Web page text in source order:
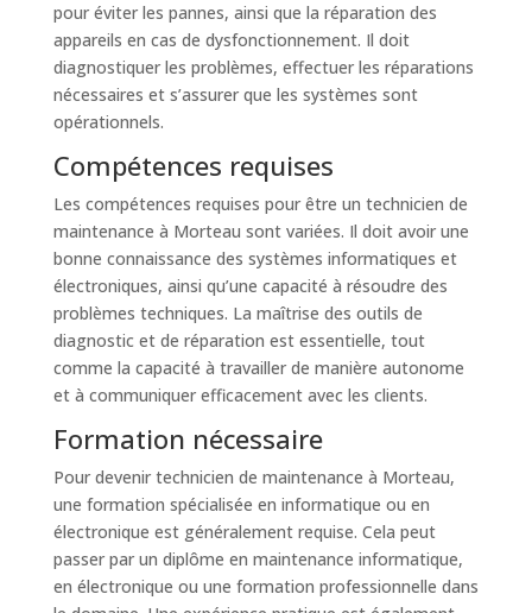
pour éviter les pannes, ainsi que la réparation des
appareils en cas de dysfonctionnement. Il doit
diagnostiquer les problèmes, effectuer les réparations
nécessaires et s’assurer que les systèmes sont
opérationnels.
Compétences requises
Les compétences requises pour être un technicien de
maintenance à Morteau sont variées. Il doit avoir une
bonne connaissance des systèmes informatiques et
électroniques, ainsi qu’une capacité à résoudre des
problèmes techniques. La maîtrise des outils de
diagnostic et de réparation est essentielle, tout
comme la capacité à travailler de manière autonome
et à communiquer efficacement avec les clients.
Formation nécessaire
Pour devenir technicien de maintenance à Morteau,
une formation spécialisée en informatique ou en
électronique est généralement requise. Cela peut
passer par un diplôme en maintenance informatique,
en électronique ou une formation professionnelle dans